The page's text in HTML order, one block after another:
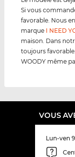
Si vous
favorable. Nous
marque I NEED
maison. Dans
toujours
WOODY même
VOUS
Lun-ven